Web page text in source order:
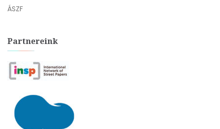
ÁSZF
Partnereink